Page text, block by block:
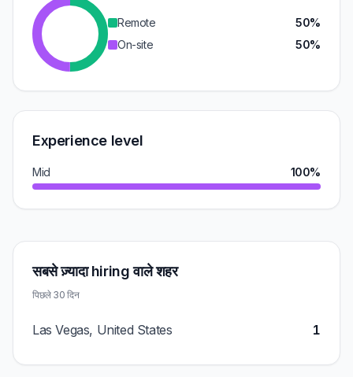
Remote
50%
On-site
50%
Experience level
Mid 100%
सबसे ज़्यादा hiring वाले शहर
पिछले 30 दिन
Las Vegas, United States 1